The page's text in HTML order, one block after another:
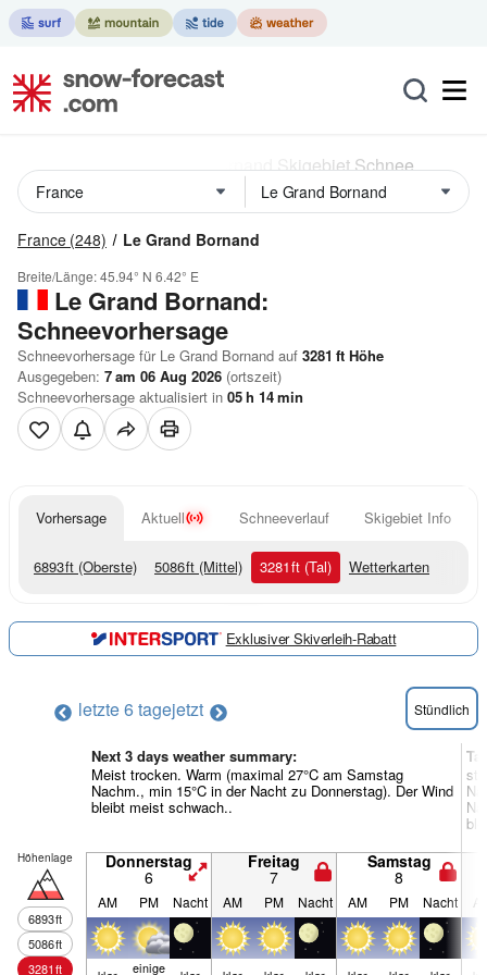
France (248) Le Grand Bornand
Breite/Länge:45.94° N 6.42° E
Le Grand Bornand:
Schneevorhersage
Schneevorhersage für Le Grand Bornand auf 3281 ft Höhe
Ausgegeben: 7 am 06 Aug 2026 (ortszeit)
Schneevorhersage aktualisiert in 05h 14min
Vorhersage Aktuell Schneeverlauf Skigebiet Info
6893ft (Oberste) 5086ft (Mittel) 3281ft (Tal) Wetterkarten
Exklusiver Skiverleih-Rabatt
letzte 6 tagejetzt Stündlich
Next 3 days weather summary:
Meist trocken. Warm (maximal 27°C am Samstag
Nachm., min 15°C in der Nacht zu Donnerstag). Der Wind
bleibt meist schwach..
Höhenlage
6893ft
5086ft
3281ft
Donnerstag
6
Freitag
7
Samstag
8
AM PM Nacht AM PM Nacht AM PM Nacht
einige